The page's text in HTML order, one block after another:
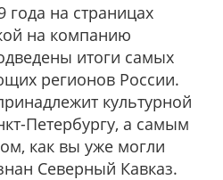
года на страницах
на компанию
итоги самых
регионов России.
культурной
Петербургу, а самым
как вы уже могли
Северный Кавказ.